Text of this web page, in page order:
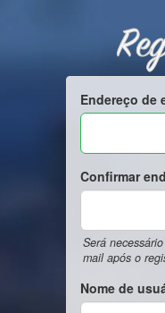
Endereço de
Confirmar
Será
mail após o
Nome de